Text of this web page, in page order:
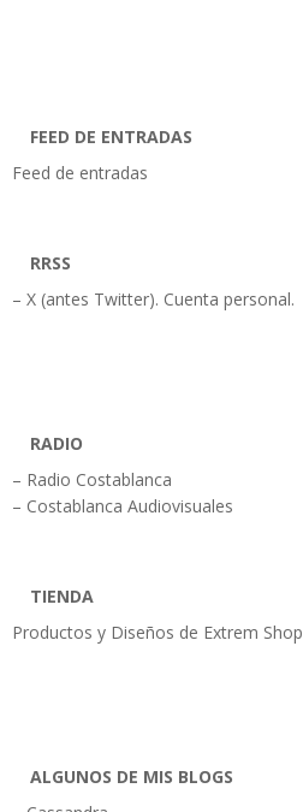
FEED DE ENTRADAS
Feed de entradas
RRSS
– X (antes Twitter). Cuenta personal.
RADIO
– Radio Costablanca
– Costablanca Audiovisuales
TIENDA
Productos y Diseños de Extrem Shop
ALGUNOS DE MIS BLOGS